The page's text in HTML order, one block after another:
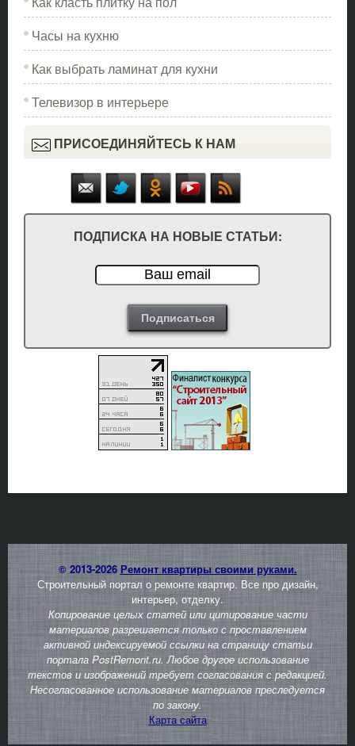
Часы на кухню
Как выбрать ламинат для кухни
Телевизор в интерьере
ПРИСОЕДИНЯЙТЕСЬ К НАМ
ПОДПИСКА НА НОВЫЕ СТАТЬИ:
© 2013-2026 Ремонт квартиры своими руками.
Строительный портал о ремонте квартир. Все про дизайн,
интерьер, отделку.
Копирование целых статей или цитирование части
материалов разрешается только с проставлением
активной индексируемой ссылки на страницу статьи
портала PostRemont.ru. Любое другое использование
текстов и изображений требует согласования с редакцией.
Несогласованное использование материалов преследуется
по закону.
Карта сайта